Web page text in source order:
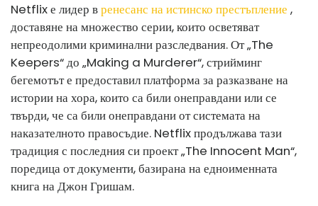
Netflix е лидер вренесанс на истинско престъпление ,
доставяне на множество серии, които осветяват
непреодолими криминални разследвания. От „The
Keepers“ до „Making a Murderer“, стрийминг
бегемотът е предоставил платформа за разказване на
истории на хора, които са били онеправдани или се
твърди, че са били онеправдани от системата на
наказателното правосъдие. Netflix продължава тази
традиция с последния си проект „The Innocent Man“,
поредица от документи, базирана на едноименната
книга на Джон Гришам.